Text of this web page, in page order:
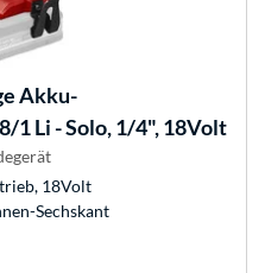
Akku-
1 Li - Solo, 1/4", 18Volt
18Volt
Sechskant